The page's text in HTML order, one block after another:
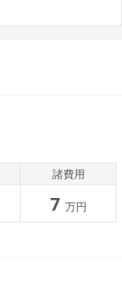
諸費用
7 万円